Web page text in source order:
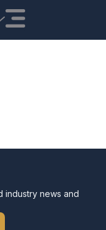
industry news and